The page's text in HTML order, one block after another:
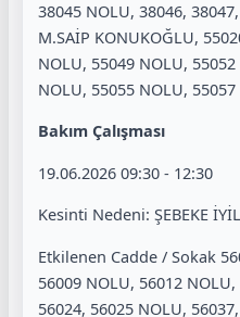
38045 NOLU, 38046,
M.SAİP KONUKOĞLU,
NOLU, 55049 NOLU,
NOLU, 55055 NOLU, 55057
Bakım Çalışması
19.06.2026 09:30 - 12:30
Kesinti Nedeni: ŞEBEKE
Etkilenen Cadde / Sokak
56009 NOLU, 56012
56024, 56025 NOLU,